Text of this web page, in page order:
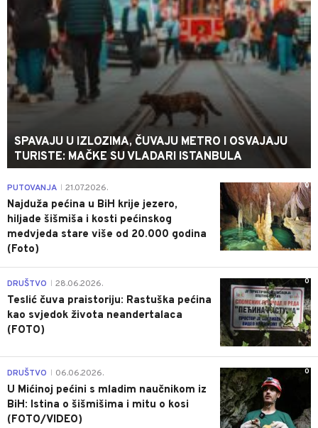
SPAVAJU U IZLOZIMA, ČUVAJU METRO I OSVAJAJU
TURISTE: MAČKE SU VLADARI ISTANBULA
0
PUTOVANJA 21.07.2026.
Najduža pećina u BiH krije jezero,
hiljade šišmiša i kosti pećinskog
medvjeda stare više od 20.000 godina
(Foto)
0
DRUŠTVO 28.06.2026.
Teslić čuva praistoriju: Rastuška pećina
kao svjedok života neandertalaca
(FOTO)
0
DRUŠTVO 06.06.2026.
U Mićinoj pećini s mladim naučnikom iz
BiH: Istina o šišmišima i mitu o kosi
(FOTO/VIDEO)